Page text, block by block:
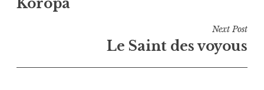
de
Koropa
Next Post
Le Saint des voyous